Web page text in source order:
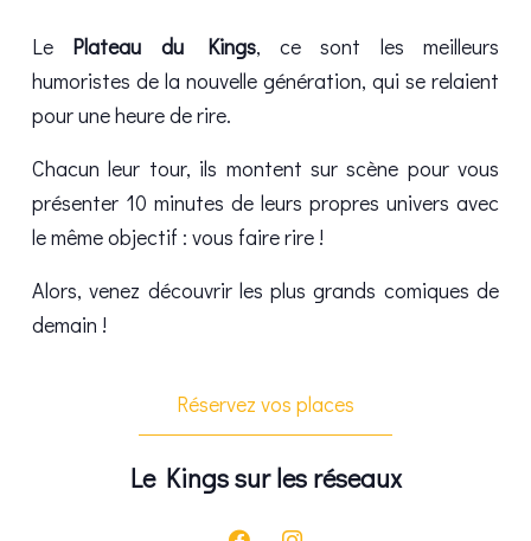
Le Plateau du Kings, ce sont les meilleurs
humoristes de la nouvelle génération, qui se relaient
pour une heure de rire.
Chacun leur tour, ils montent sur scène pour vous
présenter 10 minutes de leurs propres univers avec
le même objectif : vous faire rire !
Alors, venez découvrir les plus grands comiques de
demain !
Réservez vos places
Le Kings sur les réseaux